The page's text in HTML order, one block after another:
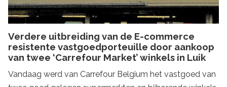
Verdere uitbreiding van de E-commerce
resistente vastgoedporteuille door aankoop
van twee ‘Carrefour Market’ winkels in Luik
Vandaag werd van Carrefour Belgium het vastgoed van